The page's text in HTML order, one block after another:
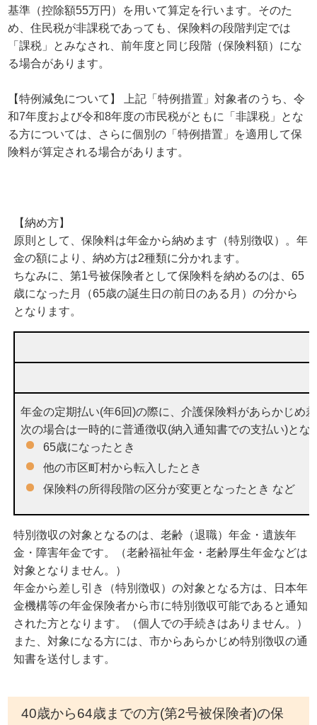
基準（控除額55万円）を用いて算定を行います。そのた
め、住民税が非課税であっても、保険料の段階判定では
「課税」とみなされ、前年度と同じ段階（保険料額）にな
る場合があります。
【特例減免について】 上記「特例措置」対象者のうち、令
和7年度および令和8年度の市民税がともに「非課税」とな
る方については、さらに個別の「特例措置」を適用して保
険料が算定される場合があります。
【納め方】
原則として、保険料は年金から納めます（特別徴収）。年
金の額により、納め方は2種類に分かれます。
ちなみに、第1号被保険者として保険料を納めるのは、65
歳になった月（65歳の誕生日の前日のある月）の分から
となります。
年金の定期払い(年6回)の際に、介護保険料があらかじめ
次の場合は一時的に普通徴収(納入通知書での支払い)と
65歳になったとき
他の市区町村から転入したとき
保険料の所得段階の区分が変更となったとき など
特別徴収の対象となるのは、老齢（退職）年金・遺族年
金・障害年金です。（老齢福祉年金・老齢厚生年金などは
対象となりません。）
年金から差し引き（特別徴収）の対象となる方は、日本年
金機構等の年金保険者から市に特別徴収可能であると通知
された方となります。（個人での手続きはありません。）
また、対象になる方には、市からあらかじめ特別徴収の通
知書を送付します。
40歳から64歳までの方(第2号被保険者)の保